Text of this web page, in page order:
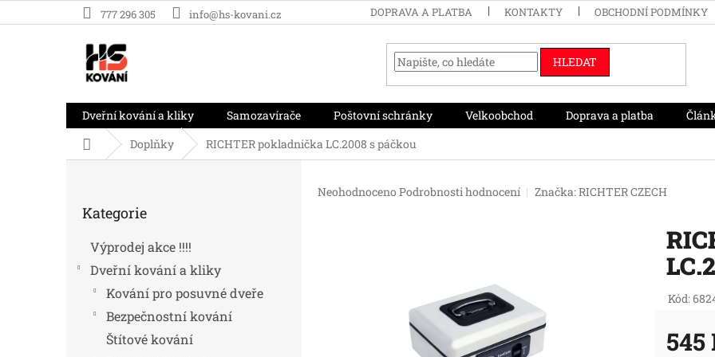
na
777 296 305 info@hs-kovani.cz DOPRAVA A PLATBA KONTAKTY OBCHODNÍ PODMÍNKY
HLEDAT
Dveřní kování a kliky Samozavírače Poštovní schránky Velkoobchod Doprava a platba
Domů Doplňky RICHTER pokladnička LC.2008 s páčkou
kategorie
Kategorie
Výprodej akce !!!!
Dveřní kování a kliky
Kování pro posuvné dveře
Bezpečnostní kování
Štítové kování
Průměrné
Neohodnoceno Podrobnosti hodnocení Značka:RICHTER CZECH
Kód:
545